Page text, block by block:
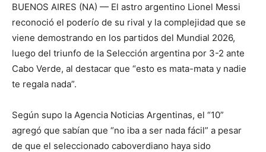
BUENOS AIRES (NA) — El astro argentino Lionel Messi
reconoció el poderío de su rival y la complejidad que se
viene demostrando en los partidos del Mundial 2026,
luego del triunfo de la Selección argentina por 3-2 ante
Cabo Verde, al destacar que “esto es mata-mata y nadie
te regala nada”.
Según supo la Agencia Noticias Argentinas, el “10”
agregó que sabían que “no iba a ser nada fácil” a pesar
de que el seleccionado caboverdiano haya sido